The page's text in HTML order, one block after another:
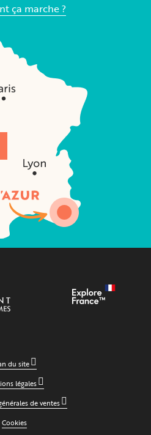
ça marche ?
du site
légales
de ventes
Cookies